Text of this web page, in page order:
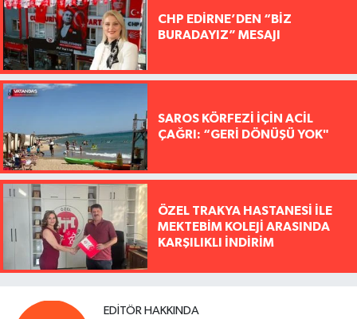
CHP EDİRNE’DEN “BİZ
BURADAYIZ” MESAJI
SAROS KÖRFEZİ İÇİN ACİL
ÇAĞRI: “GERİ DÖNÜŞÜ YOK"
ÖZEL TRAKYA HASTANESİ İLE
MEKTEBİM KOLEJİ ARASINDA
KARŞILIKLI İNDİRİM
EDITÖR HAKKINDA